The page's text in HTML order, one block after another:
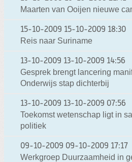
Maarten van Ooijen nieuwe
15-10-2009 15-10-2009 18:30
Reis naar Suriname
13-10-2009 13-10-2009 14:56
Gesprek brengt lancering
Onderwijs stap dichterbij
13-10-2009 13-10-2009 07:56
Toekomst wetenschap ligt in
politiek
09-10-2009 09-10-2009 17:17
Werkgroep Duurzaamheid in